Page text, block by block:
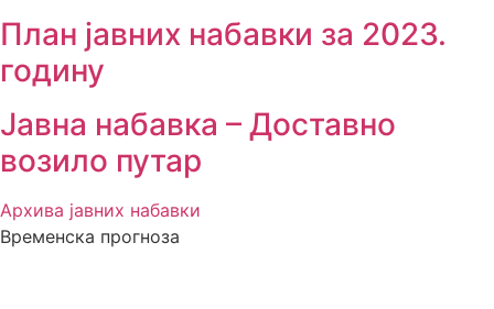
План јавних набавки за 2023.
годину
Јавна набавка – Доставно
возило путар
Архива јавних набавки
Временска прогноза